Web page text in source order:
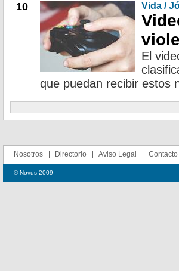
10 Vida /
El
que puedan recibir estos
Nosotros Directorio Aviso Legal Contacto
© Novus 2009